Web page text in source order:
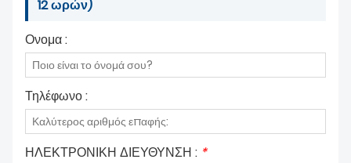
12 ωρών)
Ονομα :
Τηλέφωνο :
ΗΛΕΚΤΡΟΝΙΚΗ ΔΙΕΥΘΥΝΣΗ : *